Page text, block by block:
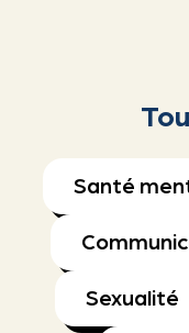
Santé
Sexualité